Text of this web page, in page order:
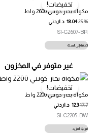
تخفيضات!
مكواة بخار كونتي 2600 واط
25.96
18.04 د.اردني
SI-C2607-BR
إضافة إلى السلة
غير متوفر في المخزون
تخفيضات!
مكواة بخار كونتي 2200 واط
17.7
12.3 د.اردني
SI-C2205-BW
قراءة المزيد